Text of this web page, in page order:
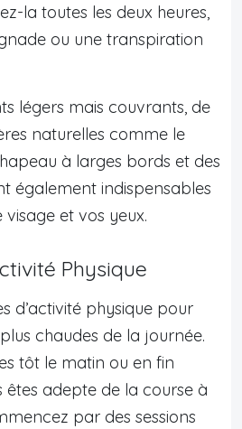
la toutes les deux heures,
ou une transpiration
légers mais couvrants, de
naturelles comme le
à larges bords et des
également indispensables
et vos yeux.
Physique
d’activité physique pour
chaudes de la journée.
tôt le matin ou en fin
êtes adepte de la course à
par des sessions